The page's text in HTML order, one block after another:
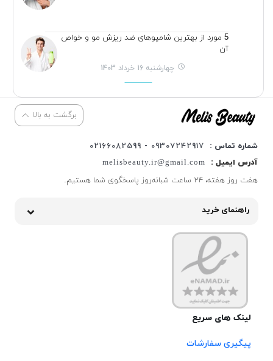
5 مورد از بهترین شامپوهای ضد ریزش مو و خواص
آن
چهارشنبه 16 خرداد 1403
برگشت به بالا
شماره تماس :
09307242917 - 02166082599
آدرس ایمیل :
melisbeauty.ir@gmail.com
هفت روز هفته، ۲۴ ساعت شبانه‌روز پاسخگوی شما هستیم.
راهنمای خرید
لینک های سریع
پیگیری سفارشات